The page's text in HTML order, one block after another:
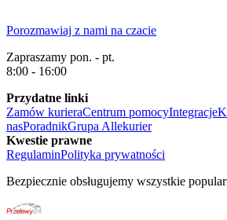
Porozmawiaj z nami na czacie
Zapraszamy pon. - pt.
8:00 - 16:00
Przydatne linki
Zamów kurieraCentrum pomocyIntegracje
nasPoradnikGrupa Allekurier
Kwestie prawne
RegulaminPolityka prywatności
Bezpiecznie obsługujemy wszystkie